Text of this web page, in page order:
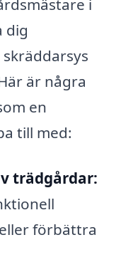
i
dig
är några
en
till med:
trädgårdar:
förbättra